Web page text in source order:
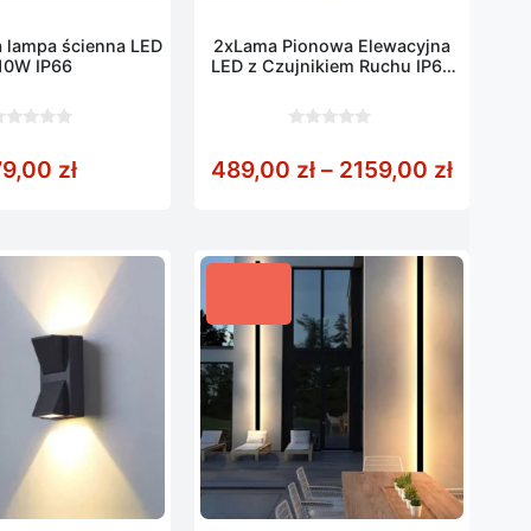
zł do 53,00 zł
ścienna LED
IP66
zł
2xLama Pionowa Elewacyjna
LED z Czujnikiem Ruchu IP65
5
489,00 zł – 2159,00 zł